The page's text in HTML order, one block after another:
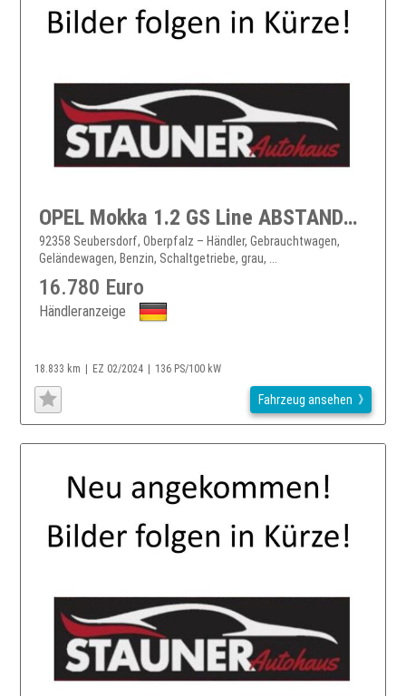
OPEL Mokka 1.2 GS Line ABSTANDSTEMP 180°KAMERA LED
92358 Seubersdorf, Oberpfalz – Händler, Gebrauchtwagen,
Geländewagen, Benzin, Schaltgetriebe, grau, ...
16.780 Euro
Händleranzeige
18.833 km EZ 02/2024 136 PS/100 kW
Fahrzeug ansehen